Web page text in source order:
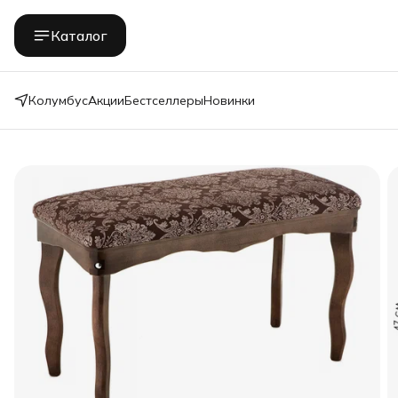
Каталог
КолумбусАкцииБестселлерыНовинки